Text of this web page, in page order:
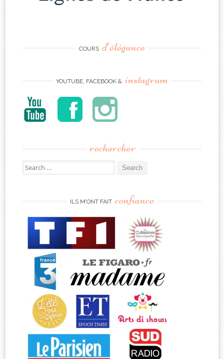
COURS d’élégance
YOUTUBE, FACEBOOK & instagram
rechercher
Search
for:
ILS M’ONT FAIT confiance